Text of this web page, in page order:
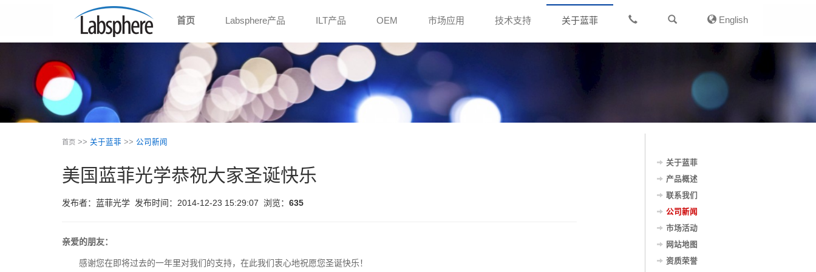
首页 Labsphere产品 ILT产品 OEM 市场应用 技术支持 关于蓝菲 English
首页 >> 关于蓝菲 >> 公司新闻
美国蓝菲光学恭祝大家圣诞快乐
发布者：蓝菲光学 发布时间：2014-12-23 15:29:07 浏览： 635
亲爱的朋友：
感谢您在即将过去的一年里对我们的支持，在此我们衷心地祝愿您圣诞快乐！
关于蓝菲
产品概述
联系我们
公司新闻
市场活动
网站地图
资质荣誉